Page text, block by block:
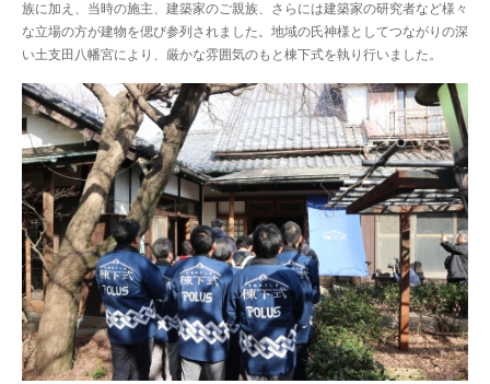
族に加え、当時の施主、建築家のご親族、さらには建築家の研究者など様々
な立場の方が建物を偲び参列されました。地域の氏神様としてつながりの深
い土支田八幡宮により、厳かな雰囲気のもと棟下式を執り行いました。